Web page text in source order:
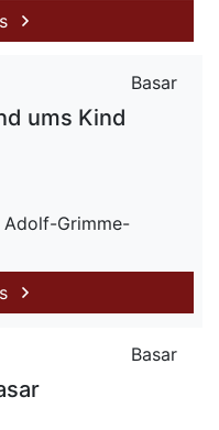
Basar
ums Kind
Adolf-Grimme-
Basar